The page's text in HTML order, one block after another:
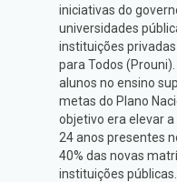
iniciativas do
universidades
instituições
para Todos
alunos no ensino
metas do Plano
objetivo era elevar
24 anos presentes
40% das novas
instituições públicas.